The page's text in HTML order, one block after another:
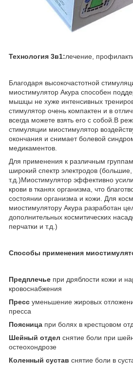
Технология 3в1:лечение,
Благодаря высокочастотной
миостимулятор Акура способен
мышцы не хуже интенсивных
стимулятор очень компактен и в
всегда можете взять его с собой.В
стимуляции миостимулятор
окончания и снимает болевой
медикаментов.
Для применения к различным
широкий спектр электродов
т.д.)Миостимулятор эффективно
крови в тканях организма, что
состоянии организма и кожи. Для
миостимулятору Акура разработан
дополнительных космитических
перчатки и т.д.)
Способы применения
Предплечье при дряблости кожи и
кровоснабжения
Пресс уменьшение жировых
пресса
Поясница при болях в крестцовом
Шейный отдел снятие боли при
остеохондрозе
Коленный сустав снятие боли в